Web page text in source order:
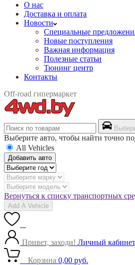
О нас
Доставка и оплата
Новости
Специальные
Новые поступления
Важная информация
Полезные статьи
Тюнинг центр
Контакты
Off-road гипермаркет
Выберите авто, чтобы найти точно
All Vehicles
Добавить авто
Вернуться к списку транспортных
Add A Vehicle
Привет, заходи! Личный кабинет
Корзина 0,00 руб.